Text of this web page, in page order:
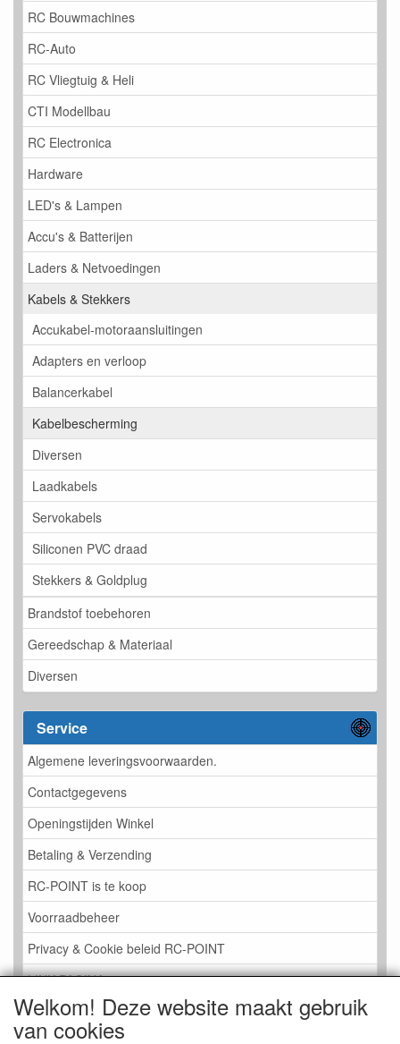
RC Bouwmachines
RC-Auto
RC Vliegtuig & Heli
CTI Modellbau
RC Electronica
Hardware
LED's & Lampen
Accu's & Batterijen
Laders & Netvoedingen
Kabels & Stekkers
Accukabel-motoraansluitingen
Adapters en verloop
Balancerkabel
Kabelbescherming
Diversen
Laadkabels
Servokabels
Siliconen PVC draad
Stekkers & Goldplug
Brandstof toebehoren
Gereedschap & Materiaal
Diversen
Service
Algemene leveringsvoorwaarden.
Contactgegevens
Openingstijden Winkel
Betaling & Verzending
RC-POINT is te koop
Voorraadbeheer
Privacy & Cookie beleid RC-POINT
LINK PAGINA
Gastenboek RC-POINT
Welkom! Deze website maakt gebruik
van cookies